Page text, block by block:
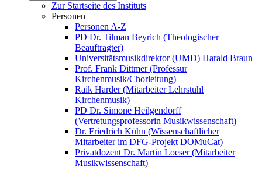
Zur Startseite des Instituts
Personen
Personen A-Z
PD Dr. Tilman Beyrich (Theologischer
Beauftragter)
Universitätsmusikdirektor (UMD) Harald Braun
Prof. Frank Dittmer (Professur
Kirchenmusik/Chorleitung)
Raik Harder (Mitarbeiter Lehrstuhl
Kirchenmusik)
PD Dr. Simone Heilgendorff
(Vertretungsprofessorin Musikwissenschaft)
Dr. Friedrich Kühn (Wissenschaftlicher
Mitarbeiter im DFG-Projekt DOMuCat)
Privatdozent Dr. Martin Loeser (Mitarbeiter
Musikwissenschaft)